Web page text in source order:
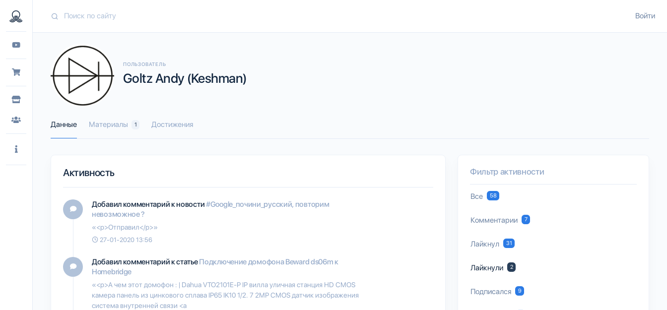
Войти
ПОЛЬЗОВАТЕЛЬ
Goltz Andy (Keshman)
Данные Материалы 1 Достижения
Активность
Добавил комментарий к новости#Google_почини_русский, повторим
невозможное ?
«<p>Отправил</p>»
27-01-2020 13:56
Добавил комментарий к статьеПодключение домофона Beward ds06m к
Homebridge
«<p>А чем этот домофон : | Dahua VTO2101E-P IP вилла уличная станция HD CMOS
камера панель из цинкового сплава IP65 IK10 1/2. 7 2MP CMOS датчик изображения
система внутренней связи <a
Фильтр активности
Все 58
Комментарии 7
Лайкнул 31
Лайкнули 2
Подписался 9